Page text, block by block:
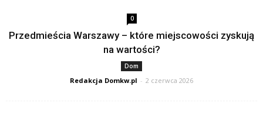
0
Przedmieścia Warszawy – które miejscowości zyskują
na wartości?
Dom
Redakcja Domkw.pl - 2 czerwca 2026